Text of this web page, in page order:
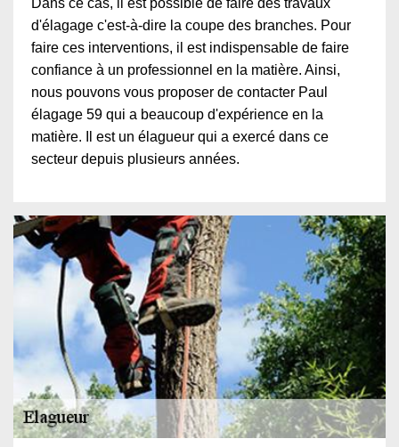
Dans ce cas, il est possible de faire des travaux
d'élagage c'est-à-dire la coupe des branches. Pour
faire ces interventions, il est indispensable de faire
confiance à un professionnel en la matière. Ainsi,
nous pouvons vous proposer de contacter Paul
élagage 59 qui a beaucoup d'expérience en la
matière. Il est un élagueur qui a exercé dans ce
secteur depuis plusieurs années.